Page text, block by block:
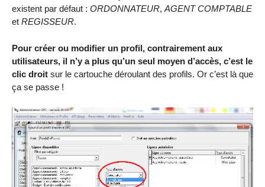
existent par défaut : ORDONNATEUR,AGENT COMPTABLE
et REGISSEUR.
Pour créer ou modifier un profil, contrairement aux
utilisateurs, il n’y a plus qu’un seul moyen d’accès, c’est le
clic droit sur le cartouche déroulant des profils. Or c’est là que
ça se passe !